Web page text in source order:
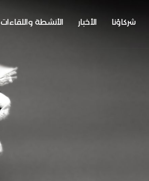
شركاؤنا الأخبار الأنشطة واللقاءات